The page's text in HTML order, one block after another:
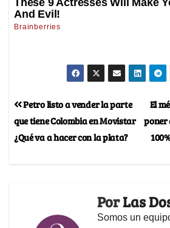
El
poner
Petro listo a vender la parte
que tiene Colombia en Movistar
¿Qué va a hacer con la plata?
PorLas
Somos un